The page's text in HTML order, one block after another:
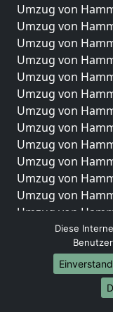
Umzug von
Umzug von
Umzug von
Umzug von
Umzug von
Umzug von
Umzug von
Umzug von
Umzug von
Umzug von
Umzug von
Umzug von
Umzug von
Umzug von
Umzug von
Umzug von
Umzug von
Umzug von
Diese